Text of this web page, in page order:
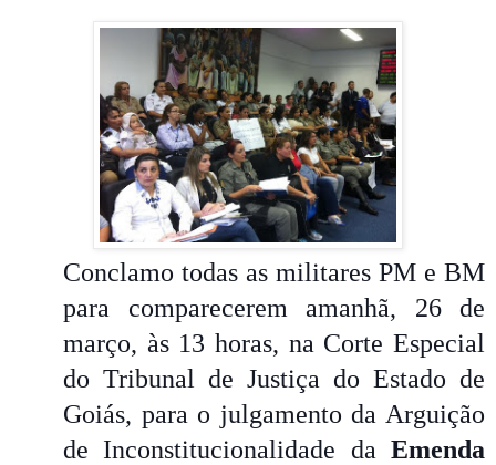
Conclamo todas as militares PM e BM
para comparecerem amanhã, 26 de
março, às 13 horas, na Corte Especial
do Tribunal de Justiça do Estado de
Goiás, para o julgamento da Arguição
de Inconstitucionalidade da Emenda